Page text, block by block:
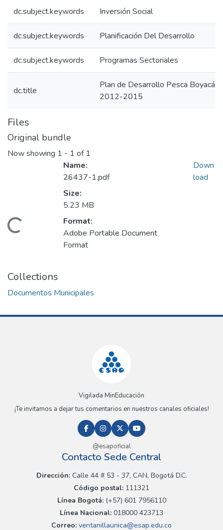
dc.subject.keywords Inversión Social
dc.subject.keywords Planificación Del Desarrollo
dc.subject.keywords Programas Sectoriales
dc.title
Plan de Desarrollo Pesca Boyacá
2012-2015
Files
Original bundle
Now showing 1 - 1 of 1
Loading...
Name:
26437-1.pdf
Size:
5.23 MB
Format:
Adobe Portable Document
Format
Down
load
Collections
Documentos Municipales
Vigilada MinEducación
¡Te invitamos a dejar tus comentarios en nuestros canales oficiales!
@esapoficial
Contacto Sede Central
Dirección:Calle 44 # 53 - 37, CAN, Bogotá D.C.
Código postal: 111321
Línea Bogotá:(+57) 601 7956110
Línea Nacional: 018000 423713
Correo: ventanillaunica@esap.edu.co